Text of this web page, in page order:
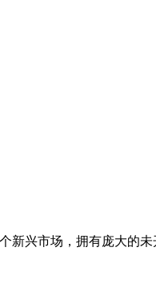
兴市场，拥有庞大的